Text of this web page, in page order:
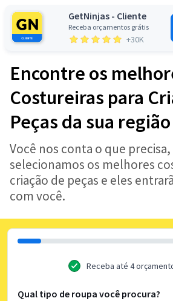
GetNinjas - Cliente
Receba orçamentos grátis
+30K
Encontre os
Costureiras para
Peças da sua região
Você nos conta o que
selecionamos os melhores
criação de peças e eles
com você.
Receba até 4
Qual tipo de roupa você procura?